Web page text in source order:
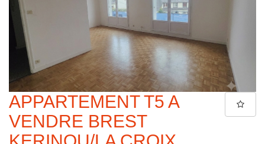
APPARTEMENT T5 A
VENDRE BREST